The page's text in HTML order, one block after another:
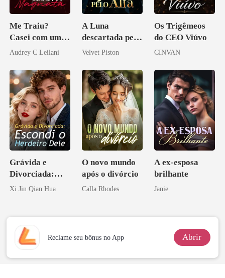
Me Traiu?
Casei com um
Magnata
Audrey C Leilani
A Luna
descartada pelo
Alfa
Velvet Piston
Os Trigêmeos
do CEO Viúvo
CINVAN
Grávida e
Divorciada:
Escondi o
Xi Jin Qian Hua
O novo mundo
após o divórcio
Calla Rhodes
A ex-esposa
brilhante
Janie
Reclame seu bônus no App Abrir